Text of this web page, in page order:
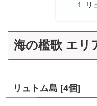
リ
海の檻歌 エリ
リュトム島 [4個]